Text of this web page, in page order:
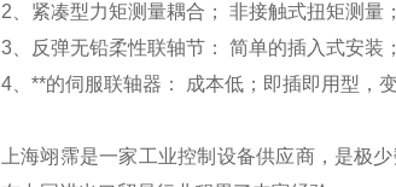
2、紧凑型力矩测量耦合； 非接触式扭矩测
3、反弹无铅柔性联轴节： 简单的插入式安装
4、**的伺服联轴器： 成本低；即插即用型，
上海翊霈是一家工业控制设备供应商，是极